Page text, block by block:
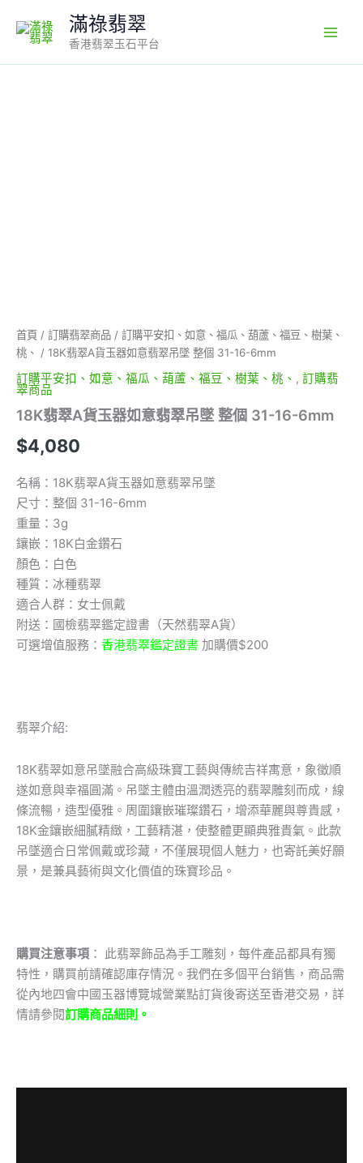
content
滿祿翡翠
香港翡翠玉石平台
首頁 / 訂購翡翠商品 / 訂購平安扣、如意、福瓜、葫蘆、福豆、樹葉、
桃、 / 18K翡翠A貨玉器如意翡翠吊墜 整個 31-16-6mm
訂購平安扣、如意、福瓜、葫蘆、福豆、樹葉、桃、 , 訂購翡
翠商品
18K翡翠A貨玉器如意翡翠吊墜 整個 31-16-6mm
$4,080
名稱：18K翡翠A貨玉器如意翡翠吊墜
尺寸：整個 31-16-6mm
重量：3g
鑲嵌：18K白金鑽石
顏色：白色
種質：冰種翡翠
適合人群：女士佩戴
附送：國檢翡翠鑑定證書（天然翡翠A貨）
可選增值服務： 香港翡翠鑑定證書 加購價$200
翡翠介紹:
18K翡翠如意吊墜融合高級珠寶工藝與傳統吉祥寓意，象徵順
遂如意與幸福圓滿。吊墜主體由溫潤透亮的翡翠雕刻而成，線
條流暢，造型優雅。周圍鑲嵌璀璨鑽石，增添華麗與尊貴感，
18K金鑲嵌細膩精緻，工藝精湛，使整體更顯典雅貴氣。此款
吊墜適合日常佩戴或珍藏，不僅展現個人魅力，也寄託美好願
景，是兼具藝術與文化價值的珠寶珍品。
購買注意事項 ： 此翡翠飾品為手工雕刻，每件產品都具有獨
特性，購買前請確認庫存情況。我們在多個平台銷售，商品需
從內地四會中國玉器博覽城營業點訂貨後寄送至香港交易，詳
情請參閱訂購商品細則。
31-
16-
6mm
數